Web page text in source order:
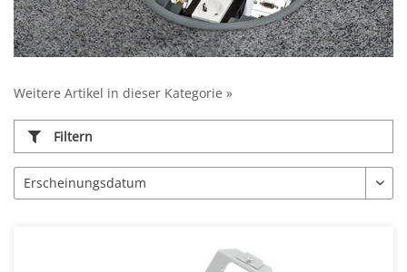
Weitere Artikel in dieser Kategorie »
Filtern